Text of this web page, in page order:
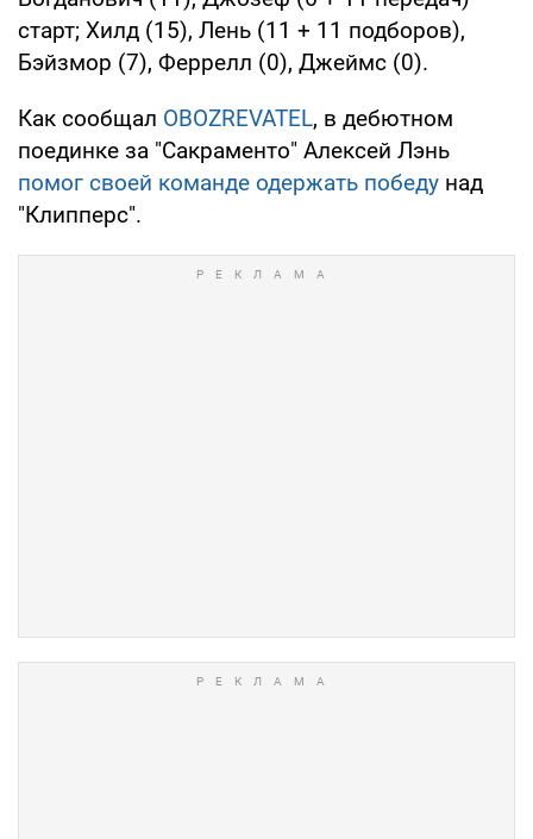
старт; Хилд (15), Лень (11 + 11 подборов),
Бэйзмор (7), Феррелл (0), Джеймс (0).
Как сообщал OBOZREVATEL, в дебютном
поединке за "Сакраменто" Алексей Лэнь
помог своей команде одержать победу над
"Клипперс".